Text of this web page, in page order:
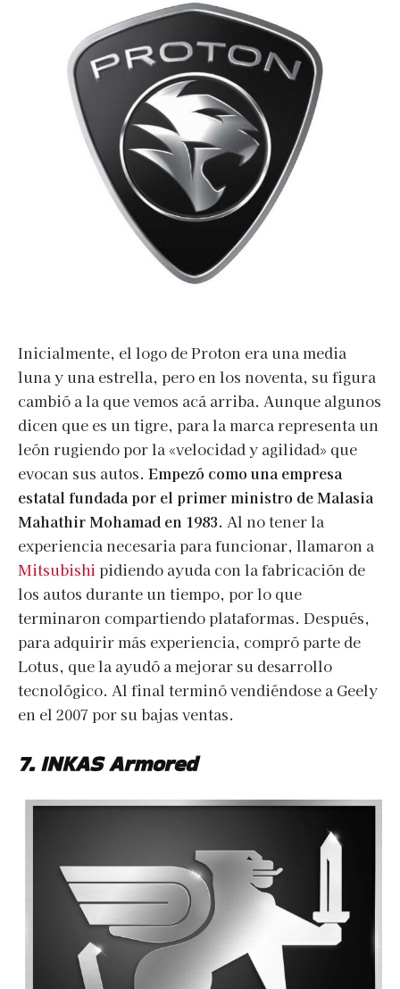
Inicialmente, el logo de Proton era una media
luna y una estrella, pero en los noventa, su figura
cambió a la que vemos acá arriba. Aunque algunos
dicen que es un tigre, para la marca representa un
león rugiendo por la «velocidad y agilidad» que
evocan sus autos. Empezó como una empresa
estatal fundada por el primer ministro de Malasia
Mahathir Mohamad en 1983. Al no tener la
experiencia necesaria para funcionar, llamaron a
Mitsubishipidiendo ayuda con la fabricación de
los autos durante un tiempo, por lo que
terminaron compartiendo plataformas. Después,
para adquirir más experiencia, compró parte de
Lotus, que la ayudó a mejorar su desarrollo
tecnológico. Al final terminó vendiéndose a Geely
en el 2007 por su bajas ventas.
7. INKAS Armored